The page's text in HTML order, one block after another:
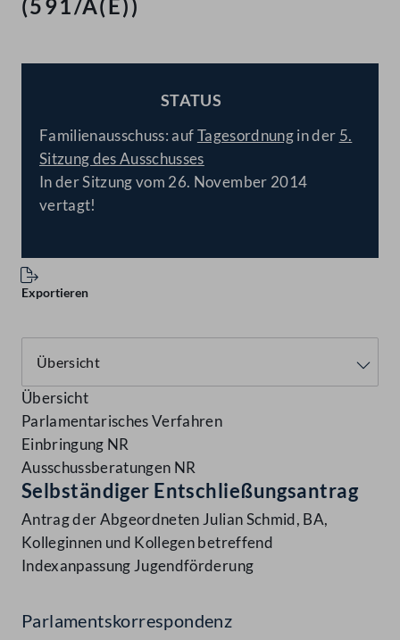
(591/A(E))
STATUS
Familienausschuss: aufTagesordnungin der 5.
Sitzung des Ausschusses
In der Sitzung vom 26. November 2014
vertagt!
Exportieren
Übersicht
Parlamentarisches Verfahren
Einbringung NR
Ausschussberatungen NR
Selbständiger Entschließungsantrag
Antrag der Abgeordneten Julian Schmid, BA,
Kolleginnen und Kollegen betreffend
Indexanpassung Jugendförderung
Parlamentskorrespondenz